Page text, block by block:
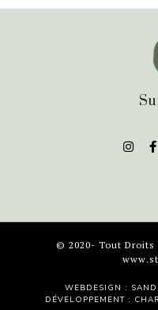
© 2020- Tout Droits
WEBDESIGN :
DÉVELOPPEMENT :